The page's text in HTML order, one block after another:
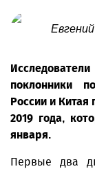
поклонники
России и Китая
2019 года,
января.
Первые два